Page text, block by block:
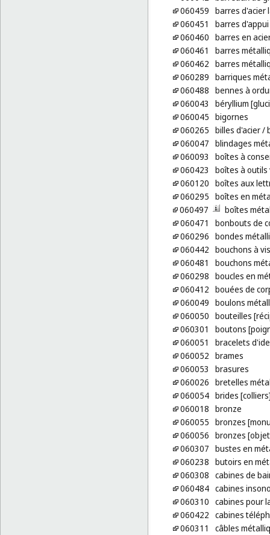
060459 barres d'acier
060451
barres
060460 barres en
060461
barres
060462 barres
060289 barriques
060488 bennes à
060043
béryllium
060045 bigornes
060265 billes d'acier/
060047 blindages
060093
boîtes à
060423
boîtes à outils
060120 boîtes aux
060295 boîtes en
060497
boîtes
060471
bonbouts de
060296 bondes
060442 bouchons à
060481
bouchons
060298 boucles en
060412 bouées de
060049 boulons
060050 bouteilles
060301
boutons
060051
bracelets
060052 brames
060053
brasures
060026 bretelles
060054 brides
060018 bronze
060055 bronzes
060056 bronzes
060307 bustes en
060238 butoirs en
060308 cabines de
060484 cabines
060310 cabines pour
060422 cabines
060311
câbles